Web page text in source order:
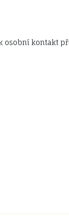
kontakt